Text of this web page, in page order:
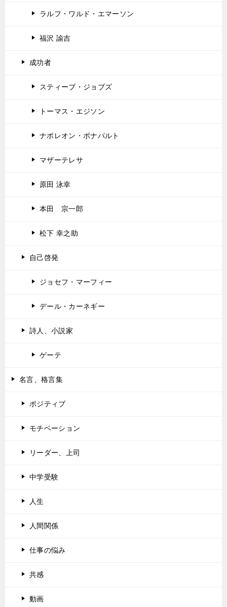
ラルフ・ワルド・エマーソン
福沢 諭吉
成功者
スティーブ・ジョブズ
トーマス・エジソン
ナポレオン・ボナパルト
マザーテレサ
原田 泳幸
本田 宗一郎
松下 幸之助
自己啓発
ジョセフ・マーフィー
デール・カーネギー
詩人、小説家
ゲーテ
名言、格言集
ポジティブ
モチベーション
リーダー、上司
中学受験
人生
人間関係
仕事の悩み
共感
動画